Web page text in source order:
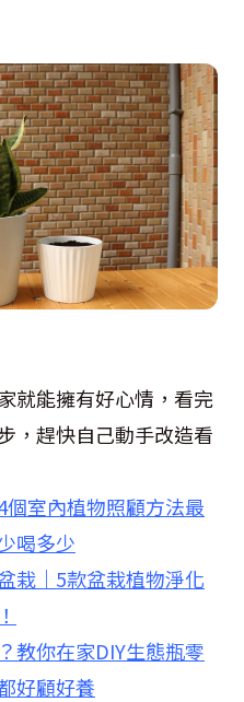
就能擁有好心情，看完
，趕快自己動手改造看
室內植物照顧方法最
喝多少
栽｜5款盆栽植物淨化
教你在家DIY生態瓶零
好顧好養